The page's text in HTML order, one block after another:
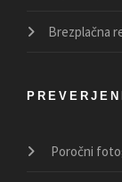
Brezplačna
Poročni